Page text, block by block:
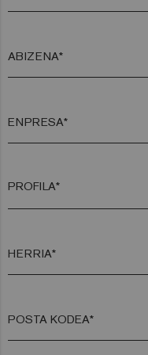
ABIZENA*
ENPRESA*
HERRIA*
POSTA KODEA*